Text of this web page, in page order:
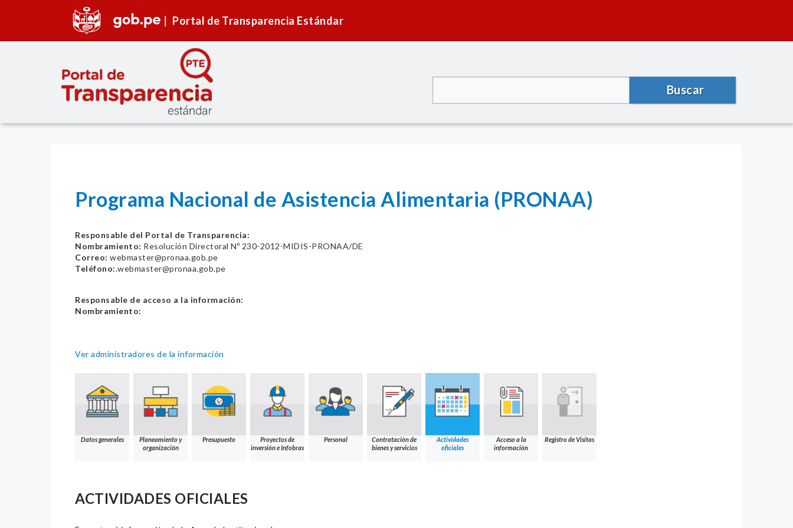
Portal de Transparencia Estándar
Buscar
Programa Nacional de Asistencia Alimentaria (PRONAA)
Responsable del Portal de Transparencia:
Nombramiento: Resolución Directoral Nº 230-2012-MIDIS-PRONAA/DE
Correo: webmaster@pronaa.gob.pe
Teléfono:.webmaster@pronaa.gob.pe
Responsable de acceso a la información:
Nombramiento:
Ver administradores de la información
Datos generales
Planeamiento y
organización
Presupuesto
Proyectos de
inversión e Infobras
Personal
Contratación de
bienes y servicios
Actividades
oficiales
Acceso a la
información
Registro de Visitas
ACTIVIDADES OFICIALES